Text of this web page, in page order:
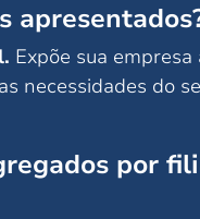
Expõe sua empresa
necessidades do
por